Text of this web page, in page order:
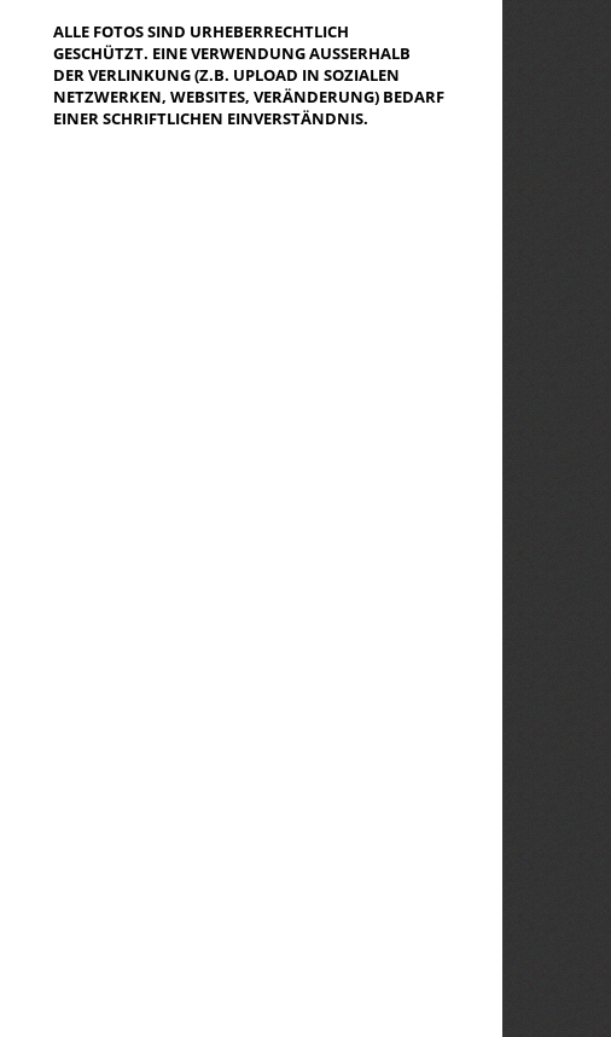
ALLE FOTOS SIND URHEBERRECHTLICH
GESCHÜTZT. EINE VERWENDUNG AUSSERHALB D
ER VERLINKUNG (Z.B. UPLOAD IN SOZIALEN N
ETZWERKEN, WEBSITES, VERÄNDERUNG) BEDARF E
INER SCHRIFTLICHEN EINVERSTÄNDNIS.